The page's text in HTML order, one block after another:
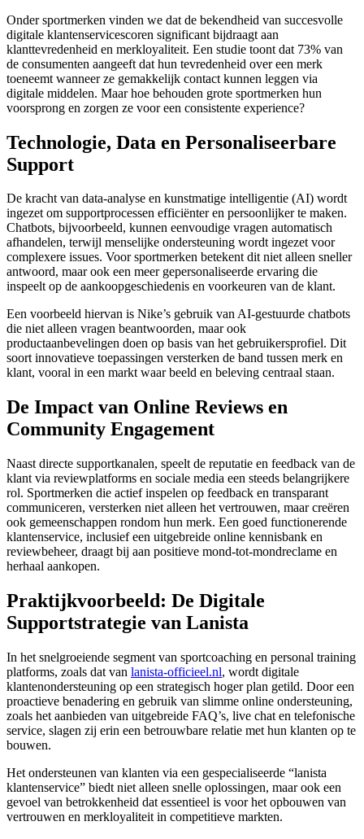
Onder sportmerken vinden we dat de bekendheid van succesvolle
digitale klantenservicescoren significant bijdraagt aan
klanttevredenheid en merkloyaliteit. Een studie toont dat 73% van
de consumenten aangeeft dat hun tevredenheid over een merk
toeneemt wanneer ze gemakkelijk contact kunnen leggen via
digitale middelen. Maar hoe behouden grote sportmerken hun
voorsprong en zorgen ze voor een consistente experience?
Technologie, Data en Personaliseerbare
Support
De kracht van data-analyse en kunstmatige intelligentie (AI) wordt
ingezet om supportprocessen efficiënter en persoonlijker te maken.
Chatbots, bijvoorbeeld, kunnen eenvoudige vragen automatisch
afhandelen, terwijl menselijke ondersteuning wordt ingezet voor
complexere issues. Voor sportmerken betekent dit niet alleen sneller
antwoord, maar ook een meer gepersonaliseerde ervaring die
inspeelt op de aankoopgeschiedenis en voorkeuren van de klant.
Een voorbeeld hiervan is Nike’s gebruik van AI-gestuurde chatbots
die niet alleen vragen beantwoorden, maar ook
productaanbevelingen doen op basis van het gebruikersprofiel. Dit
soort innovatieve toepassingen versterken de band tussen merk en
klant, vooral in een markt waar beeld en beleving centraal staan.
De Impact van Online Reviews en
Community Engagement
Naast directe supportkanalen, speelt de reputatie en feedback van de
klant via reviewplatforms en sociale media een steeds belangrijkere
rol. Sportmerken die actief inspelen op feedback en transparant
communiceren, versterken niet alleen het vertrouwen, maar creëren
ook gemeenschappen rondom hun merk. Een goed functionerende
klantenservice, inclusief een uitgebreide online kennisbank en
reviewbeheer, draagt bij aan positieve mond-tot-mondreclame en
herhaal aankopen.
Praktijkvoorbeeld: De Digitale
Supportstrategie van Lanista
In het snelgroeiende segment van sportcoaching en personal training
platforms, zoals dat van lanista-officieel.nl, wordt digitale
klantenondersteuning op een strategisch hoger plan getild. Door een
proactieve benadering en gebruik van slimme online ondersteuning,
zoals het aanbieden van uitgebreide FAQ’s, live chat en telefonische
service, slagen zij erin een betrouwbare relatie met hun klanten op te
bouwen.
Het ondersteunen van klanten via een gespecialiseerde “lanista
klantenservice” biedt niet alleen snelle oplossingen, maar ook een
gevoel van betrokkenheid dat essentieel is voor het opbouwen van
vertrouwen en merkloyaliteit in competitieve markten.